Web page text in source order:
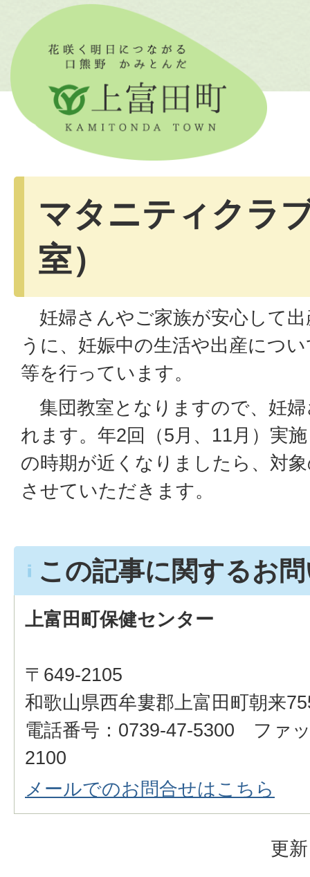
マタニティクラ
室）
妊婦さんやご家族が安心して
うに、妊娠中の生活や出産につ
等を行っています。
集団教室となりますので、妊
れます。年2回（5月、11月）実
の時期が近くなりましたら、対
させていただきます。
この記事に関するお
上富田町保健センター
〒649-2105
和歌山県西牟婁郡上富田町朝来
電話番号：0739-47-5300 ファ
2100
メールでのお問合せはこちら
更